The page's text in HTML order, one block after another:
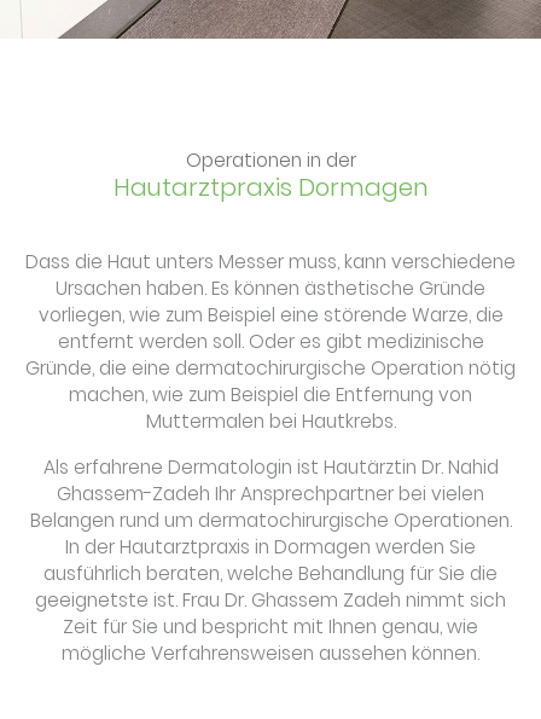
Operationen in der
Hautarztpraxis Dormagen
Dass die Haut unters Messer muss, kann verschiedene
Ursachen haben. Es können ästhetische Gründe
vorliegen, wie zum Beispiel eine störende Warze, die
entfernt werden soll. Oder es gibt medizinische
Gründe, die eine dermatochirurgische Operation nötig
machen, wie zum Beispiel die Entfernung von
Muttermalen bei Hautkrebs.
Als erfahrene Dermatologin ist Hautärztin Dr. Nahid
Ghassem-Zadeh Ihr Ansprechpartner bei vielen
Belangen rund um dermatochirurgische Operationen.
In der Hautarztpraxis in Dormagen werden Sie
ausführlich beraten, welche Behandlung für Sie die
geeignetste ist. Frau Dr. Ghassem Zadeh nimmt sich
Zeit für Sie und bespricht mit Ihnen genau, wie
mögliche Verfahrensweisen aussehen können.